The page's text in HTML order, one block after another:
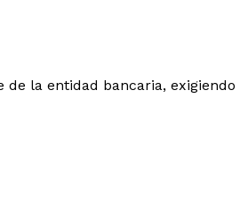
la entidad bancaria,